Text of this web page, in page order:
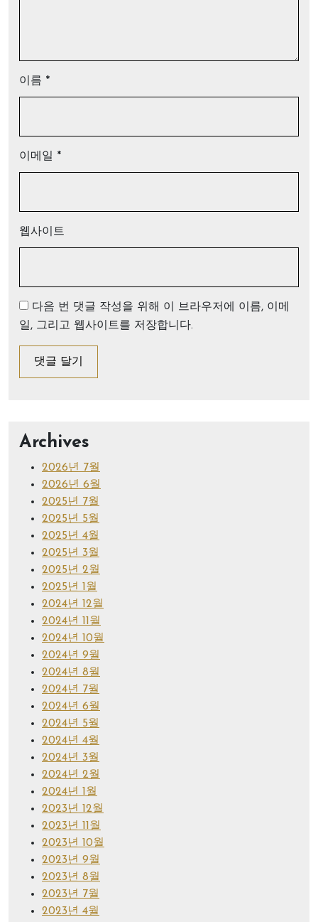
이름 *
이메일 *
웹사이트
다음 번 댓글 작성을 위해 이 브라우저에 이름, 이메
일, 그리고 웹사이트를 저장합니다.
Archives
2026년 7월
2026년 6월
2025년 7월
2025년 5월
2025년 4월
2025년 3월
2025년 2월
2025년 1월
2024년 12월
2024년 11월
2024년 10월
2024년 9월
2024년 8월
2024년 7월
2024년 6월
2024년 5월
2024년 4월
2024년 3월
2024년 2월
2024년 1월
2023년 12월
2023년 11월
2023년 10월
2023년 9월
2023년 8월
2023년 7월
2023년 4월